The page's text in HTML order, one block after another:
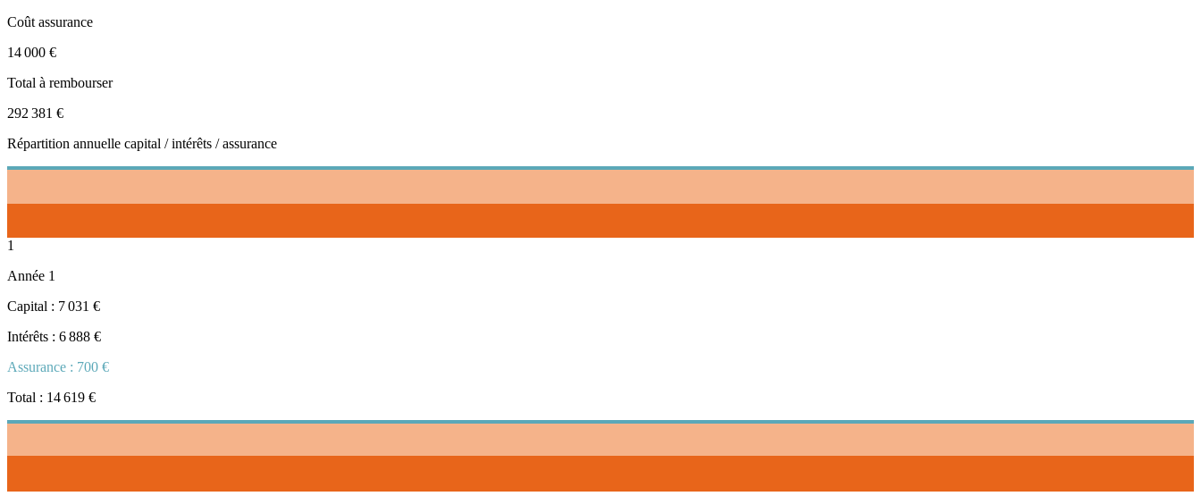
Coût assurance
14 000 €
Total à rembourser
292 381 €
Répartition annuelle capital / intérêts / assurance
1
Année 1
Capital : 7 031 €
Intérêts : 6 888 €
Assurance : 700 €
Total : 14 619 €